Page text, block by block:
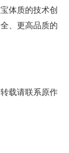
体质的技术创
、更高品质的
载请联系原作